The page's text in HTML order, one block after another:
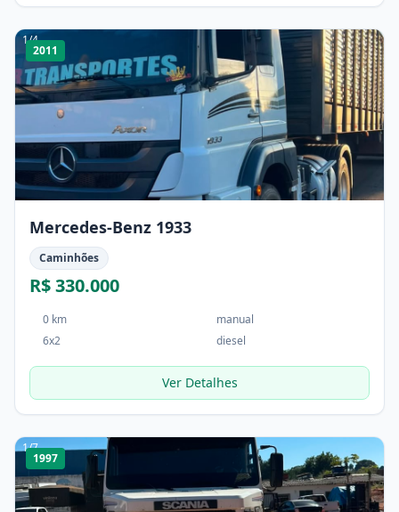
1/4
2011
Mercedes-Benz 1933
Caminhões
R$ 330.000
0 km
manual
6x2
diesel
Ver Detalhes
1/7
1997